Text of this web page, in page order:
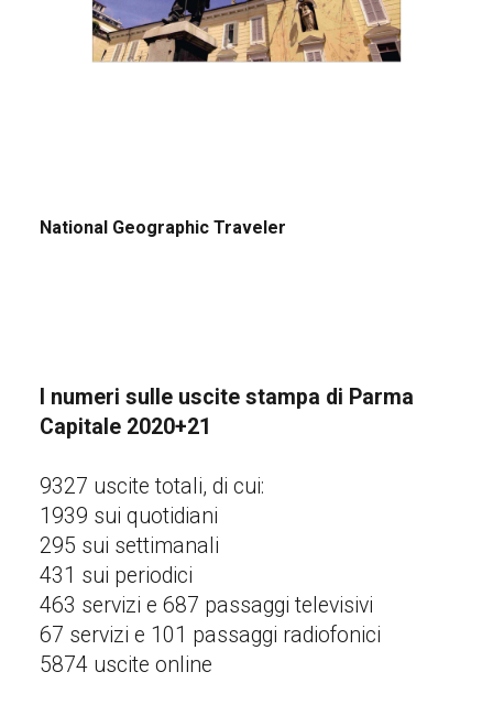
National Geographic Traveler
I numeri sulle uscite stampa di Parma
Capitale 2020+21
9327 uscite totali, di cui:
1939 sui quotidiani
295 sui settimanali
431 sui periodici
463 servizi e 687 passaggi televisivi
67 servizi e 101 passaggi radiofonici
5874 uscite online